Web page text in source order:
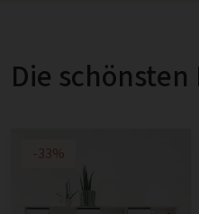
Die
-33%